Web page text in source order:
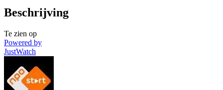
Beschrijving
Te zien op
Powered by
JustWatch